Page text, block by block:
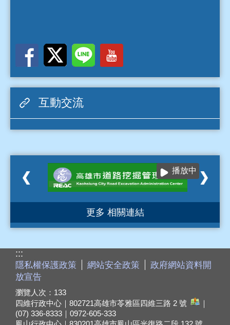
互動交流
播放中
更多 相關連結
:::
隱私權保護政策 網站安全政策
政府網站資料開
放宣告
瀏覽人次： 133
四維行政中心｜802721高雄市苓雅區四維三路 2 號
｜
(07) 336-8333｜0972-605-333